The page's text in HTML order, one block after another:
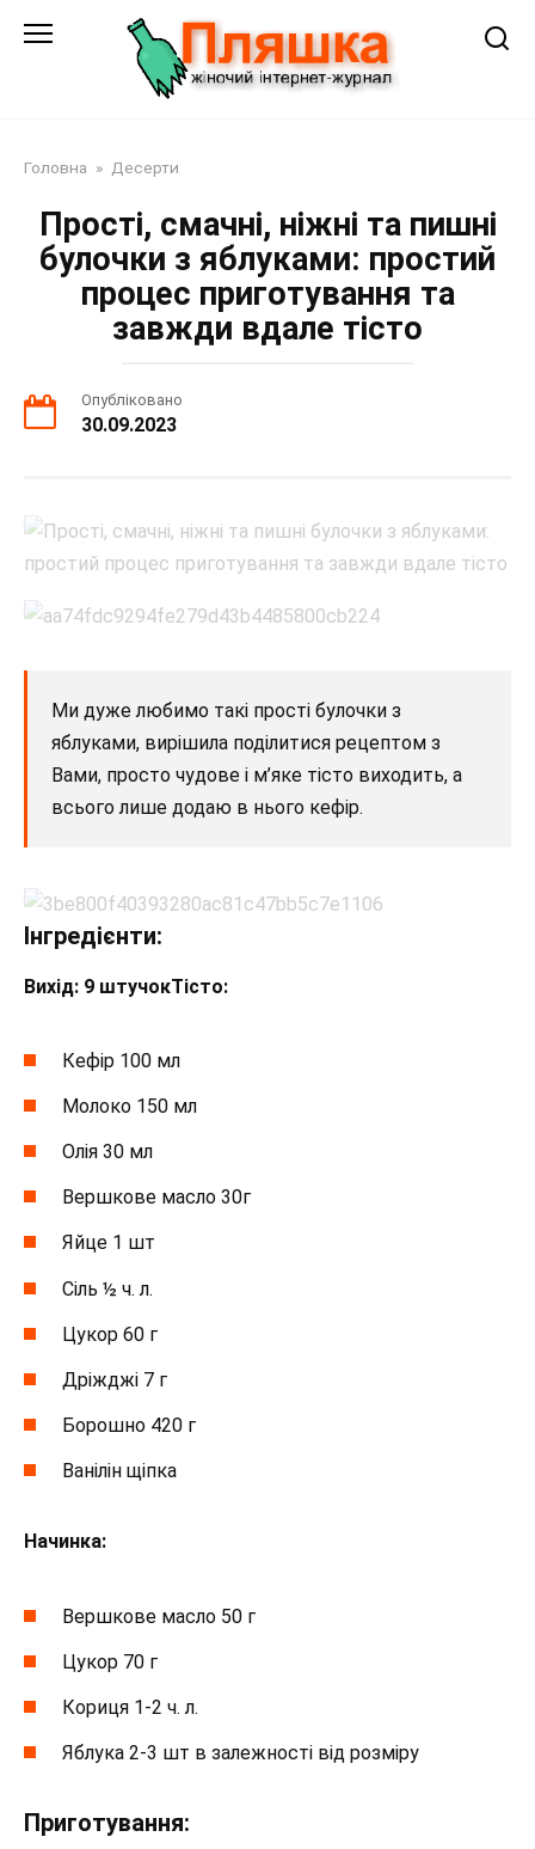
Головна » Десерти
Прості, смачні, ніжні та пишні
булочки з яблуками: простий
процес приготування та
завжди вдале тісто
Опубліковано
30.09.2023
Ми дуже любимо такі прості булочки з
яблуками, вирішила поділитися рецептом з
Вами, просто чудове і м’яке тісто виходить, а
всього лише додаю в нього кефір.
Інгредієнти:
Вихід: 9 штучокТісто:
Кефір 100 мл
Молоко 150 мл
Олія 30 мл
Вершкове масло 30г
Яйце 1 шт
Сіль ½ ч. л.
Цукор 60 г
Дріжджі 7 г
Борошно 420 г
Ванілін щіпка
Начинка:
Вершкове масло 50 г
Цукор 70 г
Кориця 1-2 ч. л.
Яблука 2-3 шт в залежності від розміру
Приготування: